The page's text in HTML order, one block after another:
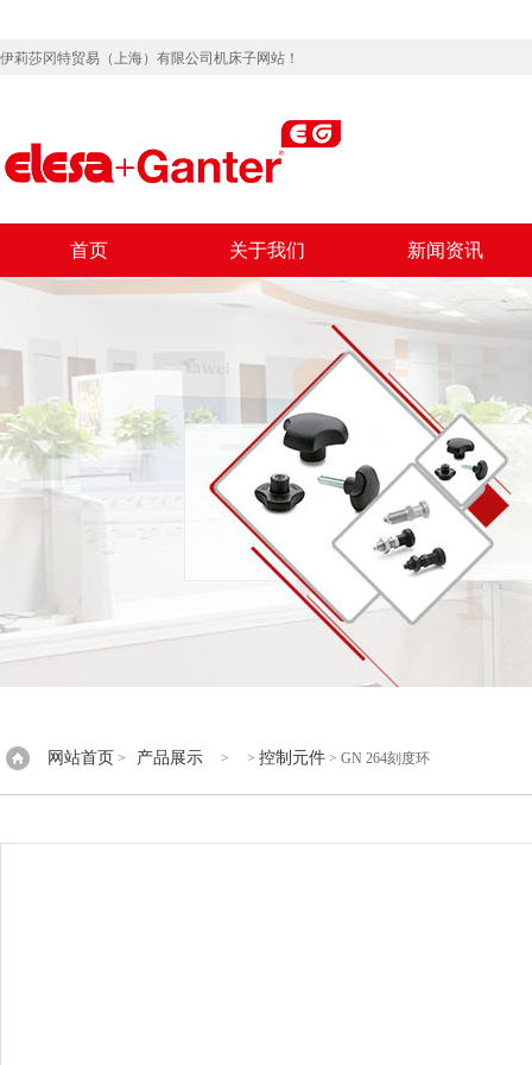
伊莉莎冈特贸易（上海）有限公司机床子网站！
首页 关于我们 新闻资讯
网站首页 > 产品展示 > > 控制元件 > GN 264刻度环